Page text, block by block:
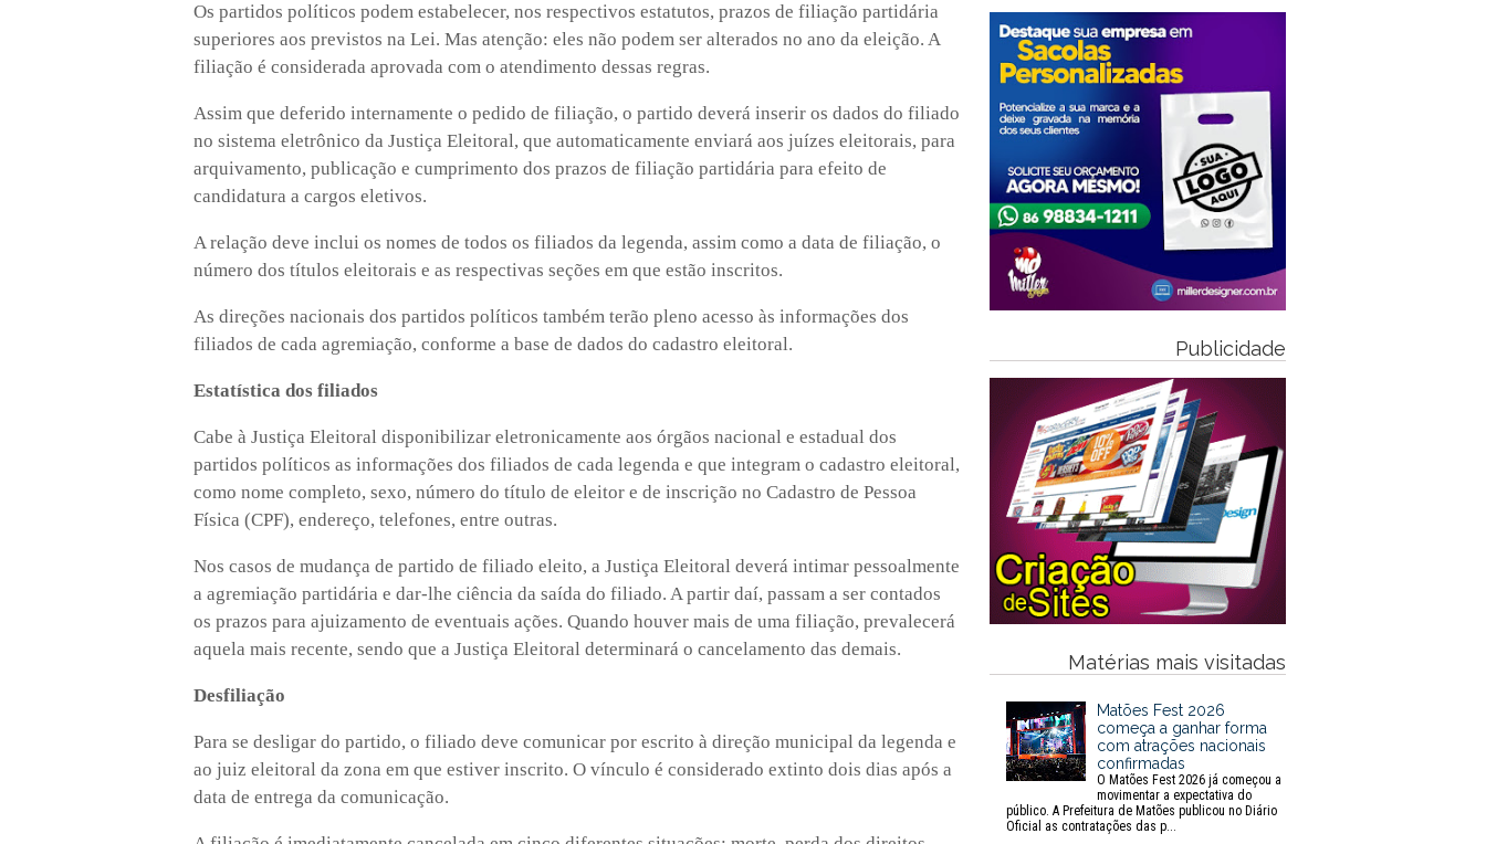
Os partidos políticos podem estabelecer, nos respectivos estatutos, prazos de filiação partidária
superiores aos previstos na Lei. Mas atenção: eles não podem ser alterados no ano da eleição. A
filiação é considerada aprovada com o atendimento dessas regras.
Assim que deferido internamente o pedido de filiação, o partido deverá inserir os dados do filiado
no sistema eletrônico da Justiça Eleitoral, que automaticamente enviará aos juízes eleitorais, para
arquivamento, publicação e cumprimento dos prazos de filiação partidária para efeito de
candidatura a cargos eletivos.
A relação deve inclui os nomes de todos os filiados da legenda, assim como a data de filiação, o
número dos títulos eleitorais e as respectivas seções em que estão inscritos.
As direções nacionais dos partidos políticos também terão pleno acesso às informações dos
filiados de cada agremiação, conforme a base de dados do cadastro eleitoral.
Estatística dos filiados
Cabe à Justiça Eleitoral disponibilizar eletronicamente aos órgãos nacional e estadual dos
partidos políticos as informações dos filiados de cada legenda e que integram o cadastro eleitoral,
como nome completo, sexo, número do título de eleitor e de inscrição no Cadastro de Pessoa
Física (CPF), endereço, telefones, entre outras.
Nos casos de mudança de partido de filiado eleito, a Justiça Eleitoral deverá intimar pessoalmente
a agremiação partidária e dar-lhe ciência da saída do filiado. A partir daí, passam a ser contados
os prazos para ajuizamento de eventuais ações. Quando houver mais de uma filiação, prevalecerá
aquela mais recente, sendo que a Justiça Eleitoral determinará o cancelamento das demais.
Desfiliação
Para se desligar do partido, o filiado deve comunicar por escrito à direção municipal da legenda e
ao juiz eleitoral da zona em que estiver inscrito. O vínculo é considerado extinto dois dias após a
data de entrega da comunicação.
Publicidade
Matérias mais visitadas
Matões Fest 2026
começa a ganhar forma
com atrações nacionais
confirmadas
O Matões Fest 2026 já começou a
movimentar a expectativa do
público. A Prefeitura de Matões publicou no Diário
Oficial as contratações das p...